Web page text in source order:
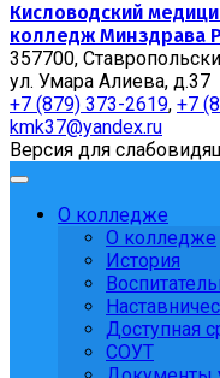
Кисловодский
колледж Минздрава
357700,
ул. Умара Алиева, д.37
+7 (879) 373-2619, +7
kmk37@yandex.ru
Версия для
О колледже
О колледже
История
Доступная
СОУТ